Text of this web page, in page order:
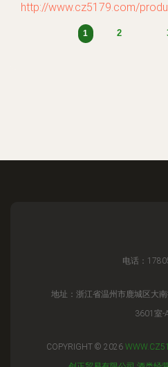
http://www.cz5179.com/
1 2
电话：
地址：浙江省温州市鹿城区大
3601室-
COPYRIGHT © 2026